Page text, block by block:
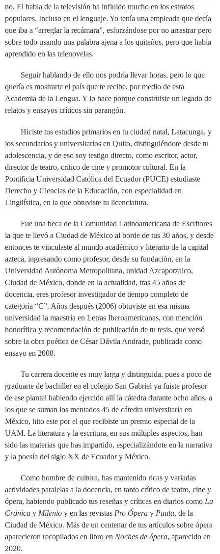
no. El habla de la televisión ha influido mucho en los estratos
populares. Incluso en el lenguaje. Yo tenía una empleada que decía
que iba a “arreglar la recámara”, esforzándose por no arrastrar pero
sobre todo usando una palabra ajena a los quiteños, pero que había
aprendido en las telenovelas.
Seguir hablando de ello nos podría llevar horas, pero lo que
quería es mostrarte el país que te recibe, por medio de esta
Academia de la Lengua. Y lo hace porque construiste un legado de
relatos y ensayos críticos sin parangón.
Hiciste tus estudios primarios en tu ciudad natal, Latacunga, y
los secundarios y universitarios en Quito, distinguiéndote desde tu
adolescencia, y de eso soy testigo directo, como escritor, actor,
director de teatro, crítico de cine y promotor cultural. En la
Pontificia Universidad Católica del Ecuador (PUCE) estudiaste
Derecho y Ciencias de la Educación, con especialidad en
Lingüística, en la que obtuviste tu licenciatura.
Fue una beca de la Comunidad Latinoamericana de Escritores
la que te llevó a Ciudad de México al borde de tus 30 años, y desde
entonces te vinculaste al mundo académico y literario de la capital
azteca, ingresando como profesor, desde su fundación, en la
Universidad Autónoma Metropolitana, unidad Azcapotzalco,
Ciudad de México, donde en la actualidad, tras 45 años de
docencia, eres profesor investigador de tiempo completo de
categoría “C”. Años después (2006) obtuviste en esa misma
universidad la maestría en Letras Iberoamericanas, con mención
honorífica y recomendación de publicación de tu tesis, que versó
sobre la obra poética de César Dávila Andrade, publicada como
ensayo en 2008.
Tu carrera docente es muy larga y distinguida, pues a poco de
graduarte de bachiller en el colegio San Gabriel ya fuiste profesor
de ese plantel habiendo ejercido allí la cátedra durante ocho años, a
los que se suman los mentados 45 de cátedra universitaria en
México, hito este por el que recibiste un premio especial de la
UAM. La literatura y la escritura, en sus múltiples aspectos, han
sido las materias que has impartido, especializándote en la narrativa
y la poesía del siglo XX de Ecuador y México.
Como hombre de cultura, has mantenido ricas y variadas
actividades paralelas a la docencia, en tanto crítico de teatro, cine y
ópera, habiendo publicado tus reseñas y críticas en diarios como La
Crónica y Milenio y en las revistas Pro Ópera y Pauta, de la
Ciudad de México. Más de un centenar de tus artículos sobre ópera
aparecieron recopilados en libro en Noches de ópera, aparecido en
2020.